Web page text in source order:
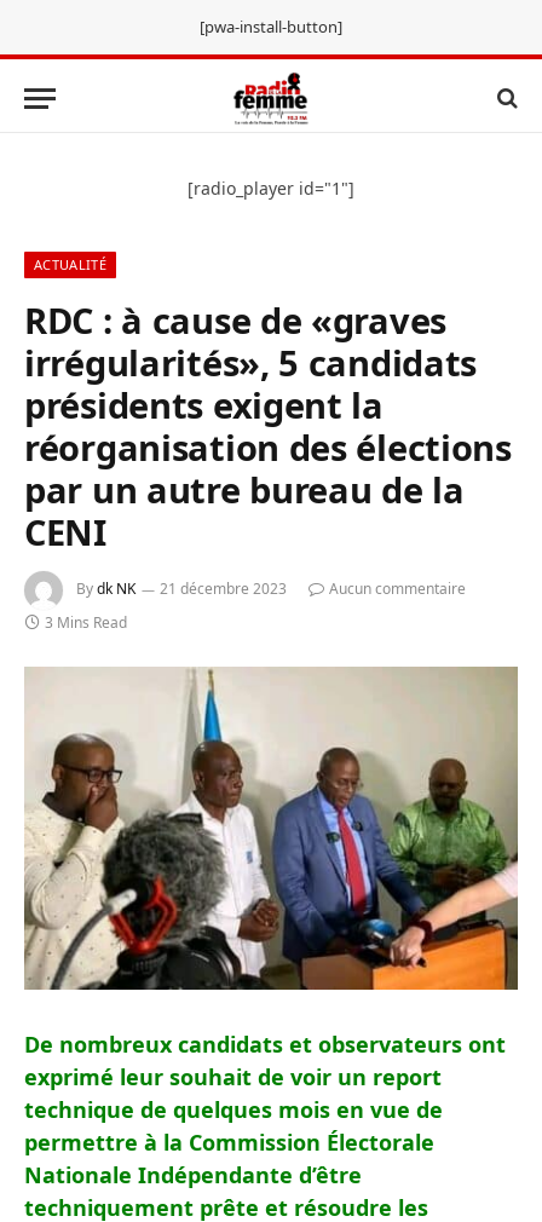
[pwa-install-button]
[radio_player id="1"]
ACTUALITÉ
RDC : à cause de «graves
irrégularités», 5 candidats
présidents exigent la
réorganisation des élections
par un autre bureau de la
CENI
Bydk NK 21 décembre 2023
Aucun commentaire
3 Mins Read
De nombreux candidats et observateurs ont
exprimé leur souhait de voir un report
technique de quelques mois en vue de
permettre à la Commission Électorale
Nationale Indépendante d’être
techniquement prête et résoudre les